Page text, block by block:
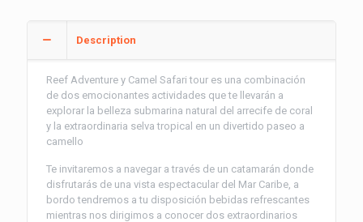
Description
Reef Adventure y Camel Safari tour es una combinación
de dos emocionantes actividades que te llevarán a
explorar la belleza submarina natural del arrecife de coral
y la extraordinaria selva tropical en un divertido paseo a
camello
Te invitaremos a navegar a través de un catamarán donde
disfrutarás de una vista espectacular del Mar Caribe, a
bordo tendremos a tu disposición bebidas refrescantes
mientras nos dirigimos a conocer dos extraordinarios